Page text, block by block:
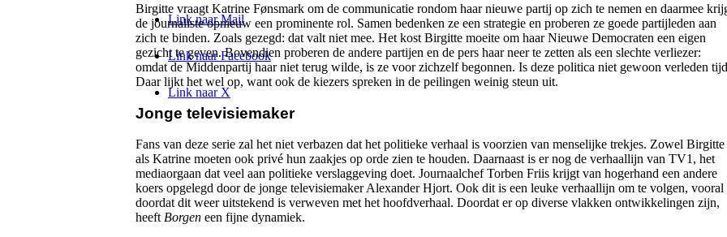
Link naar Mail
Link naar Facebook
Link naar X
Birgitte vraagt Katrine Fønsmark om de communicatie rondom haar nieuwe partij op zich te nemen en daarmee
de journaliste opnieuw een prominente rol. Samen bedenken ze een strategie en proberen ze goede partijleden aan
zich te binden. Zoals gezegd: dat valt niet mee. Het kost Birgitte moeite om haar Nieuwe Democraten een eigen
gezicht te geven. Bovendien proberen de andere partijen en de pers haar neer te zetten als een slechte verliezer:
omdat de Middenpartij haar niet terug wilde, is ze voor zichzelf begonnen. Is deze politica niet gewoon verleden
Daar lijkt het wel op, want ook de kiezers spreken in de peilingen weinig steun uit.
Jonge televisiemaker
Fans van deze serie zal het niet verbazen dat het politieke verhaal is voorzien van menselijke trekjes. Zowel Birgitte
als Katrine moeten ook privé hun zaakjes op orde zien te houden. Daarnaast is er nog de verhaallijn van TV1, het
mediaorgaan dat veel aan politieke verslaggeving doet. Journaalchef Torben Friis krijgt van hogerhand een andere
koers opgelegd door de jonge televisiemaker Alexander Hjort. Ook dit is een leuke verhaallijn om te volgen, vooral
doordat dit weer uitstekend is verweven met het hoofdverhaal. Doordat er op diverse vlakken ontwikkelingen zijn,
heeft Borgen een fijne dynamiek.